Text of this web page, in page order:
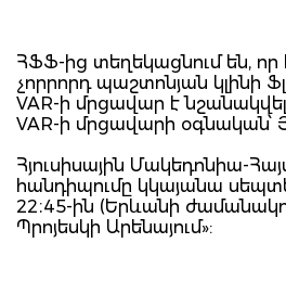
ՀՖՖ-ից տեղեկացնում են,
չորրորդ պաշտոնյան կլինի
VAR-ի մրցավար է
VAR-ի մրցավարի օգնական՝
Հյուսիսային Մակեդոնիա-
հանդիպումը կկայանա
22։45-ին (Երևանի
Պրոյեսկի Արենայում»: